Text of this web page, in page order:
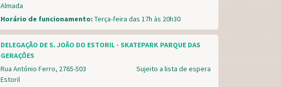
Almada
Horário de funcionamento: Terça-feira das 17h às 20h30
DELEGAÇÃO DE S. JOÃO DO ESTORIL - SKATEPARK PARQUE DAS
GERAÇÕES
Rua António Ferro, 2765-503
Estoril
Sujeito a lista de espera